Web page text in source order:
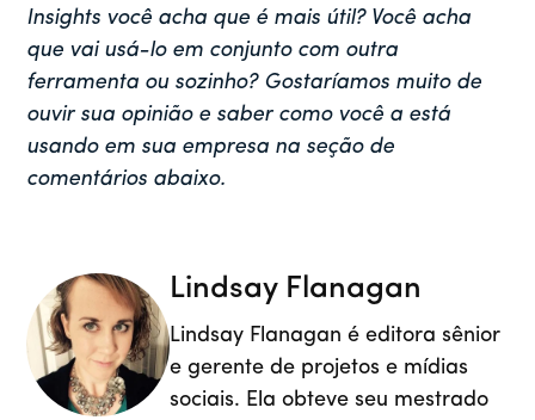
Insights você acha que é mais útil? Você acha
que vai usá-lo em conjunto com outra
ferramenta ou sozinho? Gostaríamos muito de
ouvir sua opinião e saber como você a está
usando em sua empresa na seção de
comentários abaixo.
Lindsay Flanagan
Lindsay Flanagan é editora sênior
e gerente de projetos e mídias
sociais. Ela obteve seu mestrado